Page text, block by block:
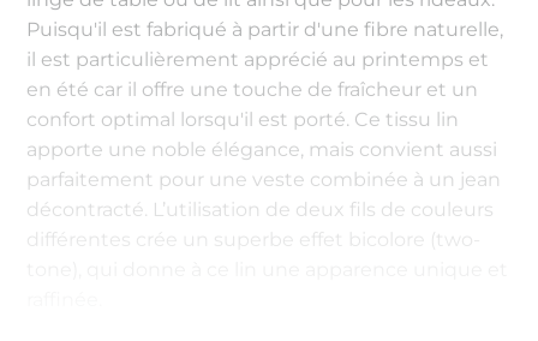
Puisqu'il est fabriqué à partir d'une fibre naturelle,
il est particulièrement apprécié au printemps et
en été car il offre une touche de fraîcheur et un
confort optimal lorsqu'il est porté. Ce tissu lin
apporte une noble élégance, mais convient aussi
parfaitement pour une veste combinée à un jean
décontracté. L’utilisation de deux fils de couleurs
différentes crée un superbe effet bicolore (two-